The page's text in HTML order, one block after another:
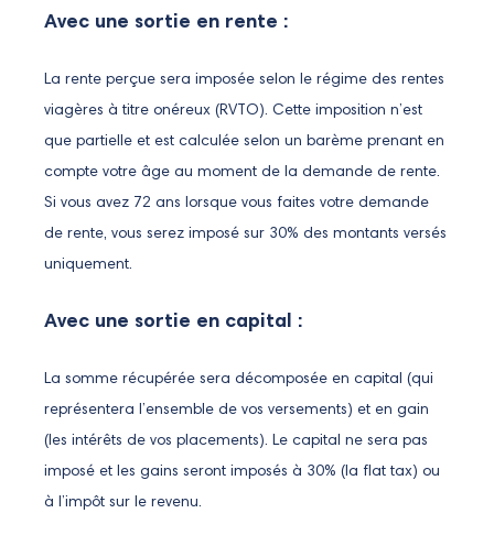
Avec une sortie en rente :
La rente perçue sera imposée selon le régime des rentes
viagères à titre onéreux (RVTO). Cette imposition n’est
que partielle et est calculée selon un barème prenant en
compte votre âge au moment de la demande de rente.
Si vous avez 72 ans lorsque vous faites votre demande
de rente, vous serez imposé sur 30% des montants versés
uniquement.
Avec une sortie en capital :
La somme récupérée sera décomposée en capital (qui
représentera l’ensemble de vos versements) et en gain
(les intérêts de vos placements). Le capital ne sera pas
imposé et les gains seront imposés à 30% (la flat tax) ou
à l’impôt sur le revenu.